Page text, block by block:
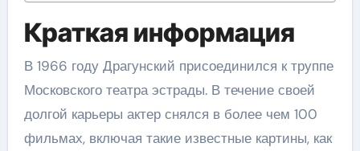
Краткая информация
В 1966 году Драгунский присоединился к труппе
Московского театра эстрады. В течение своей
долгой карьеры актер снялся в более чем 100
фильмах, включая такие известные картины, как